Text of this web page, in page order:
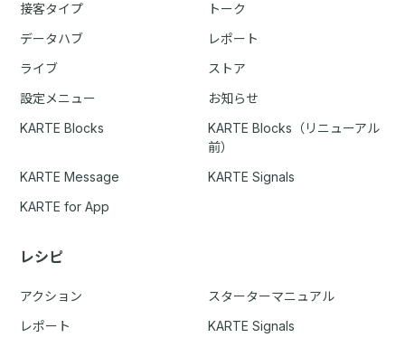
接客タイプ
トーク
データハブ
レポート
ライブ
ストア
設定メニュー
お知らせ
KARTE Blocks
KARTE Blocks（リニューアル
前）
KARTE Message
KARTE Signals
KARTE for App
レシピ
アクション
スターターマニュアル
レポート
KARTE Signals